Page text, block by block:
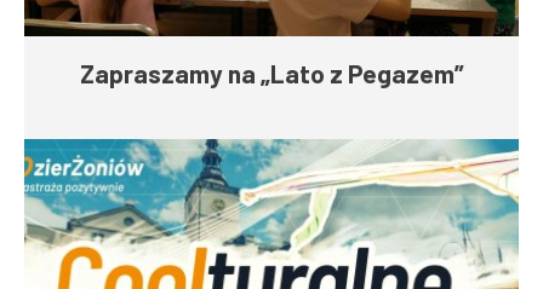
Zapraszamy na „Lato z Pegazem”